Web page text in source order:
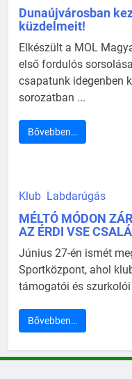
Dunaújvárosban
küzdelmeit!
Elkészült a MOL
első fordulós
csapatunk idegenben
sorozatban ...
Bővebben…
Klub Labdarúgás
MÉLTÓ MÓDON
AZ ÉRDI VSE
Június 27-én ismét
Sportközpont, ahol
támogatói és
Bővebben…